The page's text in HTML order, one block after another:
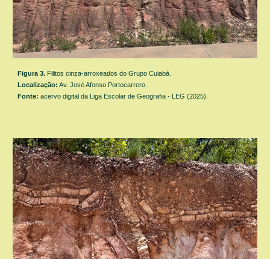
Figura3. Filitos cinza-arroxeados do Grupo Cuiabá.
Localização: Av. José Afonso Portocarrero.
Fonte:acervo digital da Liga Escolar de Geografia - LEG (2025).